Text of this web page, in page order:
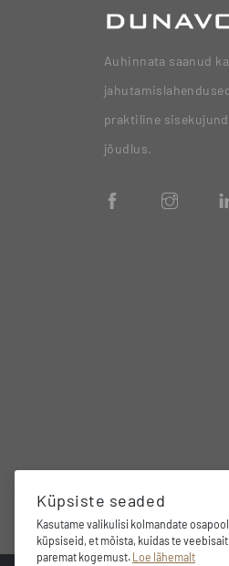
Auhinnata saanud
praktiline
jõudlus.
Küpsiste seaded
Kasutame valikulisi kolmandate
küpsiseid, et mõista, kuidas te
paremat kogemust.
Loe lähemalt